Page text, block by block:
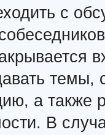
с
а также
В